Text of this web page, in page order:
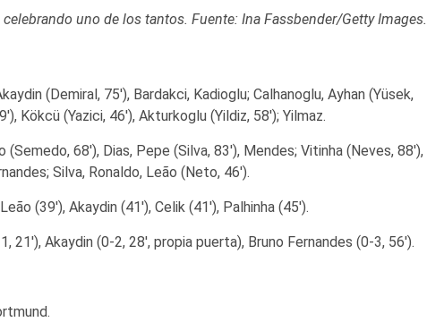
uno de los tantos. Fuente: Ina Fassbender/Getty Images.
(Demiral, 75′), Bardakci, Kadioglu; Calhanoglu, Ayhan (Yüsek,
Kökcü (Yazici, 46′), Akturkoglu (Yildiz, 58′); Yilmaz.
(Semedo, 68′), Dias, Pepe (Silva, 83′), Mendes; Vitinha (Neves, 88′),
Silva, Ronaldo, Leão (Neto, 46′).
(39′), Akaydin (41′), Celik (41′), Palhinha (45′).
21′), Akaydin (0-2, 28′, propia puerta), Bruno Fernandes (0-3, 56′).